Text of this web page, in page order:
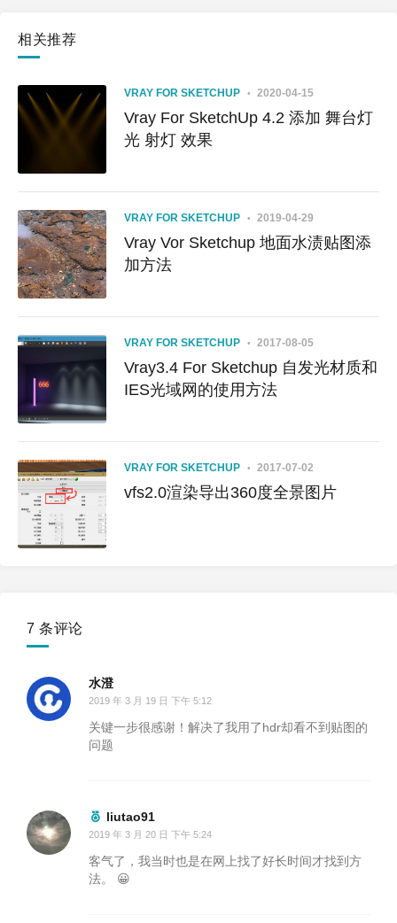
相关推荐
VRAY FOR SKETCHUP 2020-04-15
Vray For SketchUp 4.2 添加 舞台灯
光 射灯 效果
VRAY FOR SKETCHUP 2019-04-29
Vray Vor Sketchup 地面水渍贴图添
加方法
VRAY FOR SKETCHUP 2017-08-05
Vray3.4 For Sketchup 自发光材质和
IES光域网的使用方法
VRAY FOR SKETCHUP 2017-07-02
vfs2.0渲染导出360度全景图片
7 条评论
水澄
2019 年 3 月 19 日 下午 5:12
关键一步很感谢！解决了我用了hdr却看不到贴图的
问题
liutao91
2019 年 3 月 20 日 下午 5:24
客气了，我当时也是在网上找了好长时间才找到方
法。 😀